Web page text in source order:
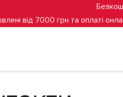
від 7000 грн та оплаті